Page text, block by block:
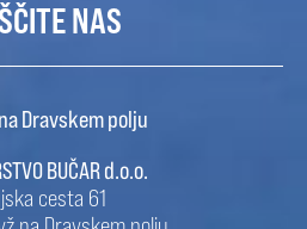
NAS
Dravskem polju
BUČAR d.o.o.
cesta 61